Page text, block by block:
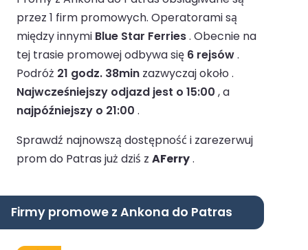
przez 1 firm promowych. Operatorami są
między innymi Blue Star Ferries. Obecnie na
tej trasie promowej odbywa się 6 rejsów.
Podróż 21 godz. 38min zazwyczaj około .
Najwcześniejszy odjazd jest o 15:00 , a
najpóźniejszy o 21:00 .
Sprawdź najnowszą dostępność i zarezerwuj
prom do Patras już dziś z AFerry.
Firmy promowe z Ankona do Patras